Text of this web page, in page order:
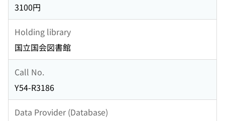
3100円
Holding library
国立国会図書館
Call No.
Y54-R3186
Data Provider (Database)